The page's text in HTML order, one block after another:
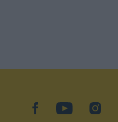
facebookYouTube